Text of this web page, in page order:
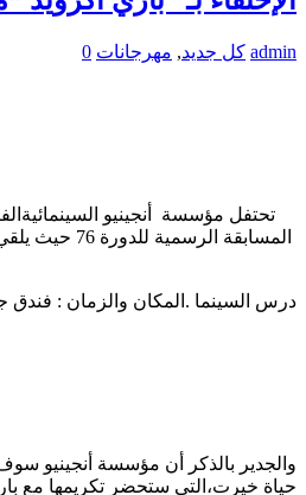
admin كل جديد, مهرجانات 0
المسابقة
درس السينما .المكان والزمان : فندق جراي دالبيون
والجدير بالذكر أن مؤسسة أنجينيو
حياة خيرت،التي ستحضر تكريمها مع